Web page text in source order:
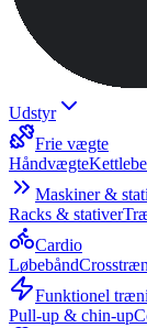
Udstyr
Frie vægte
Håndvægte
Maskiner &
Racks & stativer
Cardio
Løbebånd
Funktionel
Pull-up & chin-up